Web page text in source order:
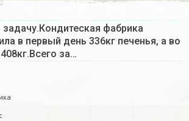
задачу.Кондитеская фабрика
в первый день 336кг печенья, а во
за…